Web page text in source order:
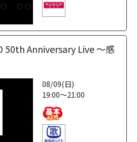
50th Anniversary Live ～感
08/09(日)
19:00～21:00